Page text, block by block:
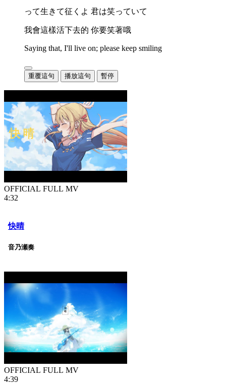
って生きて征くよ 君は笑っていて
我會這樣活下去的 你要笑著哦
Saying that, I'll live on; please keep smiling
重覆這句 播放這句 暫停
OFFICIAL FULL MV
4:32
快晴
音乃瀬奏
OFFICIAL FULL MV
4:39